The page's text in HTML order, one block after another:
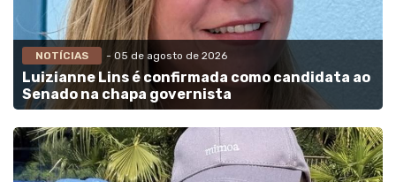
NOTÍCIAS - 05 de agosto de 2026
Luizianne Lins é confirmada como candidata ao
Senado na chapa governista